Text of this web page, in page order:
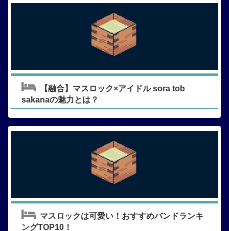
【融合】マスロック×アイドル sora tob
sakanaの魅力とは？
マスロックは可愛い！おすすめバンドランキ
ングTOP10！